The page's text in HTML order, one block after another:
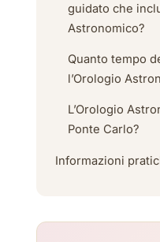
guidato che
Astronomico?
Quanto tempo
l’Orologio
L’Orologio
Ponte Carlo?
Informazioni